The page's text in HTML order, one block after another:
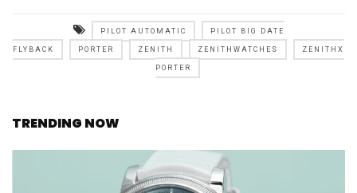
PILOT AUTOMATIC PILOT BIG DATE
FLYBACK PORTER ZENITH ZENITHWATCHES ZENITHX
PORTER
TRENDING NOW